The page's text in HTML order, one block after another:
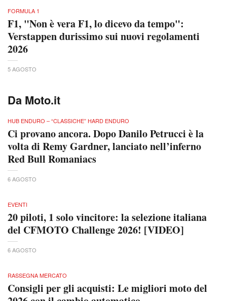
FORMULA 1
F1, "Non è vera F1, lo dicevo da tempo":
Verstappen durissimo sui nuovi regolamenti
2026
5 AGOSTO
Da Moto.it
HUB ENDURO – “CLASSICHE” HARD ENDURO
Ci provano ancora. Dopo Danilo Petrucci è la
volta di Remy Gardner, lanciato nell’inferno
Red Bull Romaniacs
6 AGOSTO
EVENTI
20 piloti, 1 solo vincitore: la selezione italiana
del CFMOTO Challenge 2026! [VIDEO]
6 AGOSTO
RASSEGNA MERCATO
Consigli per gli acquisti: Le migliori moto del